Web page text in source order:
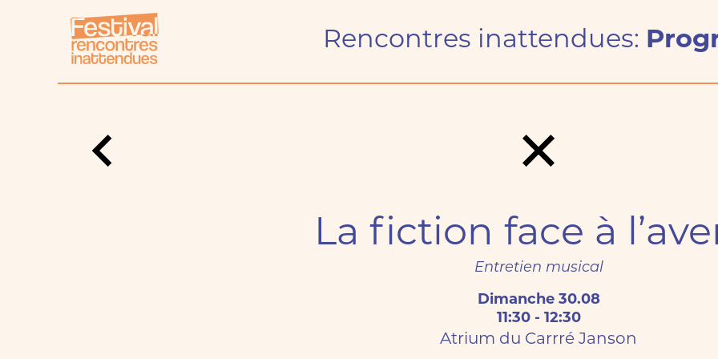
Rencontres inattendues:
Tickets
La fiction face à
Entretien musical
Dimanche 30.08
11:30 - 12:30
Atrium du Carrré Janson